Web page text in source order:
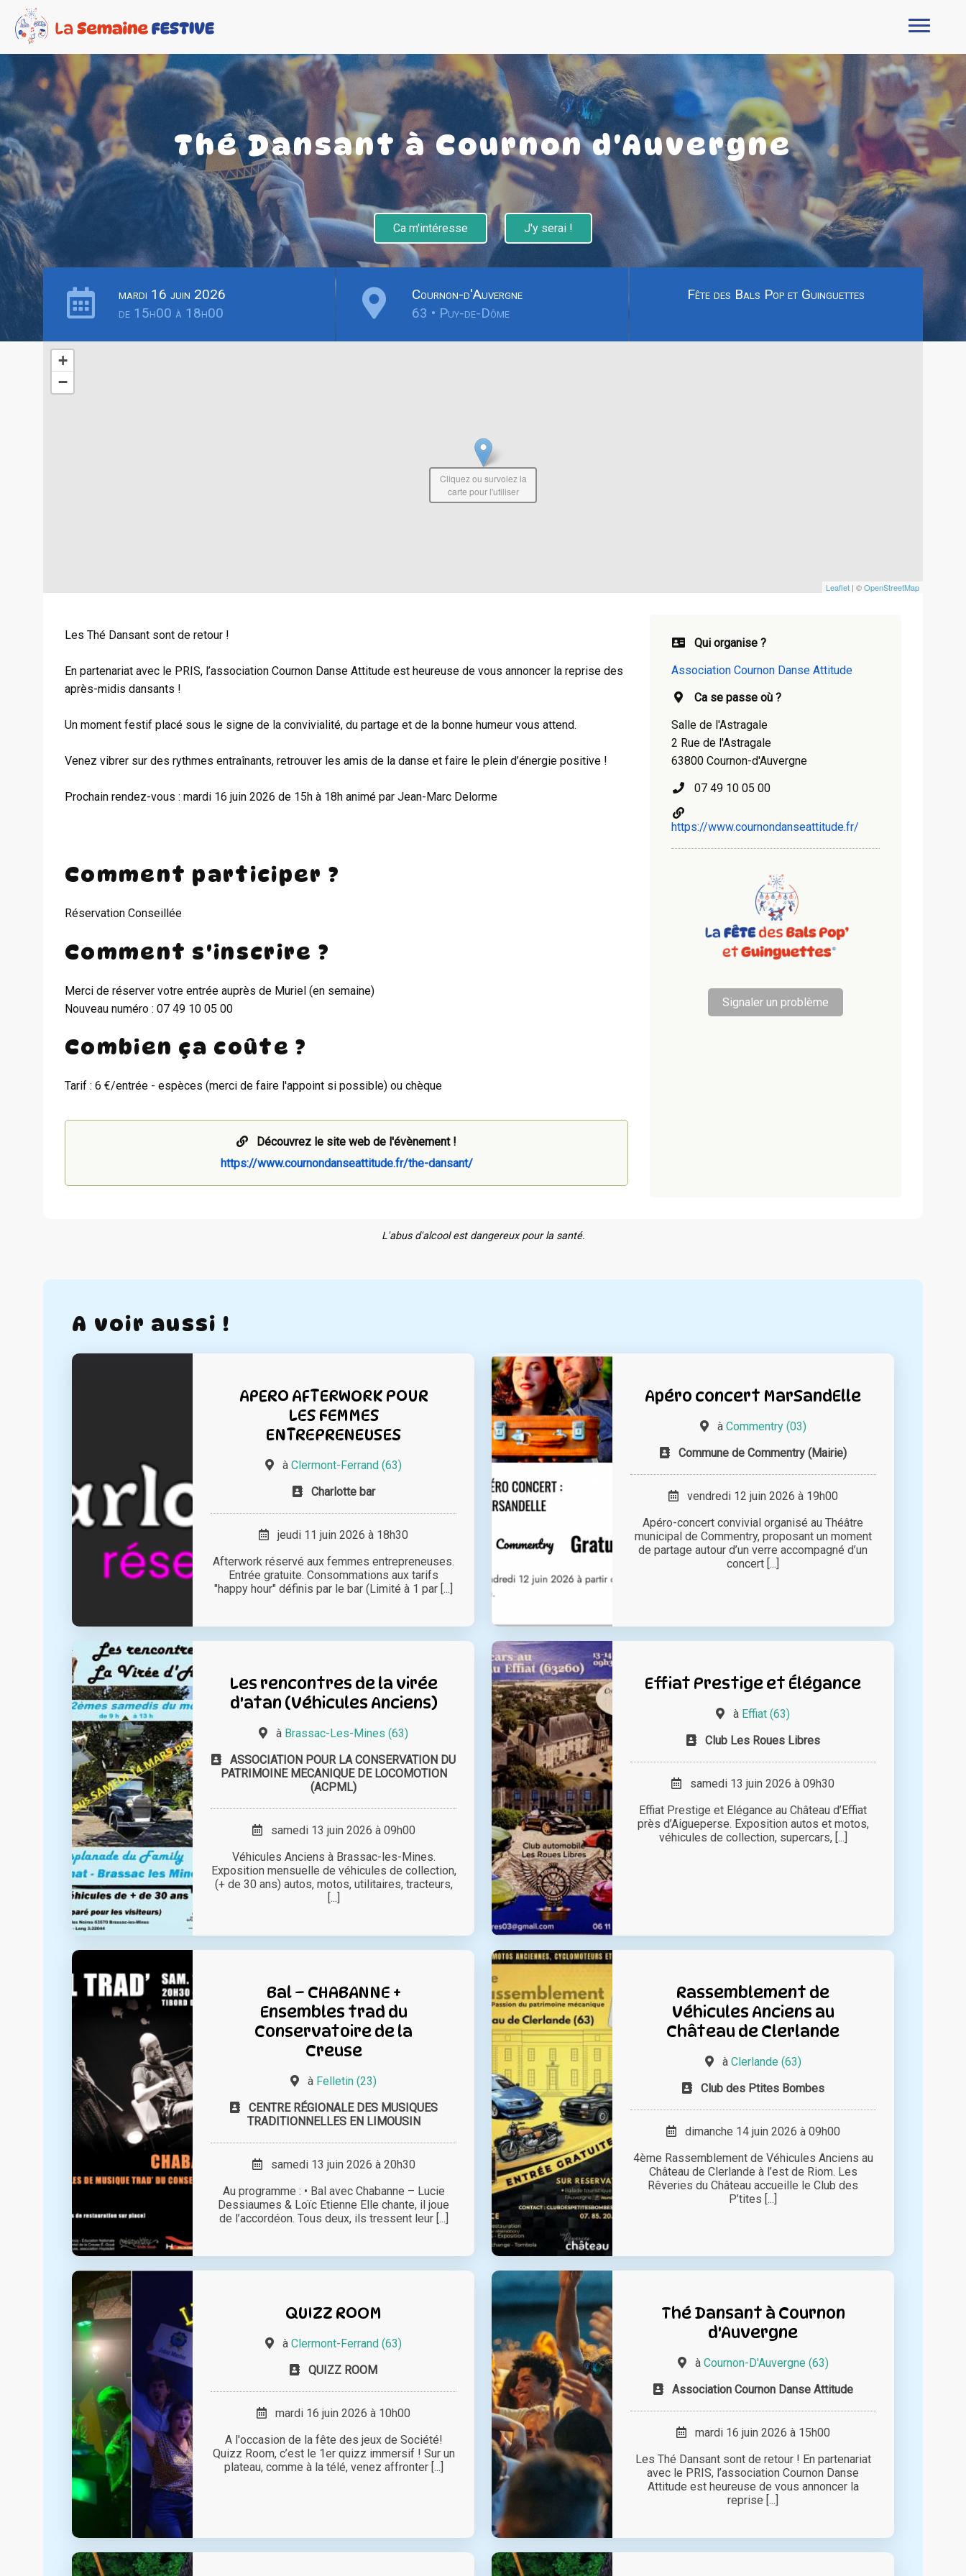
Thé Dansant à Cournon d'Auvergne
Ca m'intéresse J'y serai !
mardi 16 juin 2026
de 15h00 à 18h00
Cournon-d'Auvergne
63 • Puy-de-Dôme
Fête des Bals Pop et Guinguettes
+
−
Leaflet | ©OpenStreetMap
Cliquez ou survolez la
carte pour l'utiliser
Les Thé Dansant sont de retour !
En partenariat avec le PRIS, l’association Cournon Danse Attitude est heureuse de vous annoncer la reprise des
après-midis dansants !
Un moment festif placé sous le signe de la convivialité, du partage et de la bonne humeur vous attend.
Venez vibrer sur des rythmes entraînants, retrouver les amis de la danse et faire le plein d’énergie positive !
Prochain rendez-vous : mardi 16 juin 2026 de 15h à 18h animé par Jean-Marc Delorme
Comment participer ?
Réservation Conseillée
Comment s'inscrire ?
Merci de réserver votre entrée auprès de Muriel (en semaine)
Nouveau numéro : 07 49 10 05 00
Combien ça coûte ?
Tarif : 6 €/entrée - espèces (merci de faire l'appoint si possible) ou chèque
Découvrez le site web de l'évènement !
https://www.cournondanseattitude.fr/the-dansant/
Qui organise ?
Association Cournon Danse Attitude
Ca se passe où ?
Salle de l'Astragale
2 Rue de l'Astragale
63800 Cournon-d'Auvergne
07 49 10 05 00
https://www.cournondanseattitude.fr/
Signaler un problème
L'abus d'alcool est dangereux pour la santé.
A voir aussi !
APERO AFTERWORK POUR
LES FEMMES
ENTREPRENEUSES
àClermont-Ferrand (63)
Charlotte bar
jeudi 11 juin 2026 à 18h30
Afterwork réservé aux femmes entrepreneuses.
Entrée gratuite. Consommations aux tarifs
"happy hour" définis par le bar (Limité à 1 par [...]
Apéro concert MarSandElle
à Commentry (03)
Commune de Commentry (Mairie)
vendredi 12 juin 2026 à 19h00
Apéro-concert convivial organisé au Théâtre
municipal de Commentry, proposant un moment
de partage autour d’un verre accompagné d’un
concert [...]
Les rencontres de la virée
d'atan (Véhicules Anciens)
à Brassac-Les-Mines (63)
ASSOCIATION POUR LA CONSERVATION DU
PATRIMOINE MECANIQUE DE LOCOMOTION
(ACPML)
samedi 13 juin 2026 à 09h00
Véhicules Anciens à Brassac-les-Mines.
Exposition mensuelle de véhicules de collection,
(+ de 30 ans) autos, motos, utilitaires, tracteurs,
[...]
Effiat Prestige et Élégance
à Effiat (63)
Club Les Roues Libres
samedi 13 juin 2026 à 09h30
Effiat Prestige et Elégance au Château d’Effiat
près d’Aigueperse. Exposition autos et motos,
véhicules de collection, supercars, [...]
Bal – CHABANNE +
Ensembles trad du
Conservatoire de la
Creuse
à Felletin (23)
CENTRE RÉGIONALE DES MUSIQUES
TRADITIONNELLES EN LIMOUSIN
samedi 13 juin 2026 à 20h30
Au programme : • Bal avec Chabanne – Lucie
Dessiaumes & Loïc Etienne Elle chante, il joue
de l’accordéon. Tous deux, ils tressent leur [...]
Rassemblement de
Véhicules Anciens au
Château de Clerlande
à Clerlande (63)
Club des Ptites Bombes
dimanche 14 juin 2026 à 09h00
4ème Rassemblement de Véhicules Anciens au
Château de Clerlande à l’est de Riom. Les
Rêveries du Château accueille le Club des
P’tites [...]
QUIZZ ROOM
àClermont-Ferrand (63)
QUIZZ ROOM
mardi 16 juin 2026 à 10h00
A l'occasion de la fête des jeux de Société!
Quizz Room, c’est le 1er quizz immersif ! Sur un
plateau, comme à la télé, venez affronter [...]
Thé Dansant à Cournon
d'Auvergne
à Cournon-D'Auvergne (63)
Association Cournon Danse Attitude
mardi 16 juin 2026 à 15h00
Les Thé Dansant sont de retour ! En partenariat
avec le PRIS, l’association Cournon Danse
Attitude est heureuse de vous annoncer la
reprise [...]